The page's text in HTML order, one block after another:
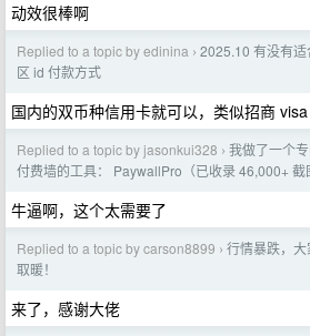
动效很棒啊
Replied to a topic by edinina › 2025.10 有没有
区 id 付款方式
国内的双币种信用卡就可以，类似招商
Replied to a topic by jasonkui328 › 我做了一个
付费墙的工具： PaywallPro（已收录 46,000+ 截
牛逼啊，这个太需要了
Replied to a topic by carson8899 › 行情暴跌，大
取暖！
来了，感谢大佬